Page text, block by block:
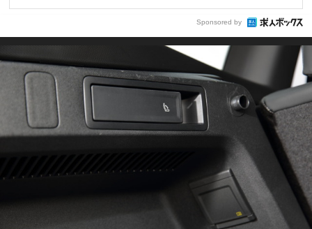
Sponsored by